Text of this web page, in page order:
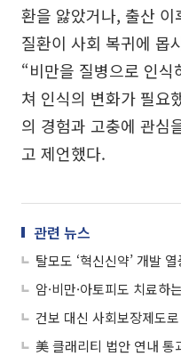
환을 앓았거나, 출산
질환이 사회 복귀에 몹
“비만을 질병으로 인
쳐 인식의 변화가 필요
의 경험과 고충에 관심
고 제언했다.
관련 뉴스
탈모도 ‘혁신신약’ 개발
암·비만·아토피도 치료하
건보 대신 사회보장제도